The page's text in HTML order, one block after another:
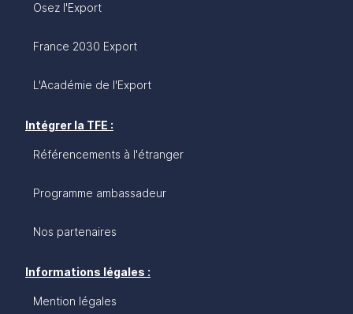
Osez l'Export
France 2030 Export
L'Académie de l'Export
Intégrer la TFE :
Référencements à l'étranger
Programme ambassadeur
Nos partenaires
Informations légales :
Mention légales